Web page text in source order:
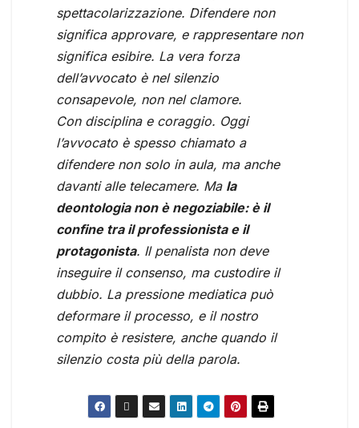
spettacolarizzazione. Difendere non
significa approvare, e rappresentare non
significa esibire. La vera forza
dell’avvocato è nel silenzio
consapevole, non nel clamore.
Con disciplina e coraggio. Oggi
l’avvocato è spesso chiamato a
difendere non solo in aula, ma anche
davanti alle telecamere. Ma la
deontologia non è negoziabile: è il
confine tra il professionista e il
protagonista. Il penalista non deve
inseguire il consenso, ma custodire il
dubbio. La pressione mediatica può
deformare il processo, e il nostro
compito è resistere, anche quando il
silenzio costa più della parola.